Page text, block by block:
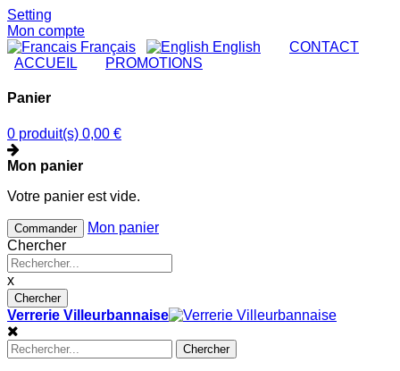
Setting
Mon compte
Français
English CONTACT
ACCUEIL
PROMOTIONS
Panier
0 produit(s) 0,00 €
Mon panier
Votre panier est vide.
Commander
Mon panier
Chercher
x
Chercher
Verrerie Villeurbannaise
Chercher